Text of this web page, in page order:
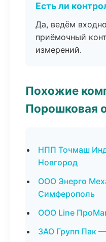
Есть ли
Да, ведём
приёмочный
измерений.
Похожие
Порошковая
НПП Точмаш
Новгород
ООО Энерго
Симферополь
ООО Line
ЗАО Групп Пак